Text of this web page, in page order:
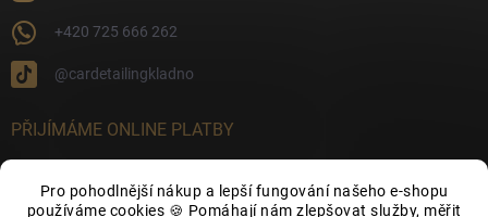
Pro pohodlnější nákup a lepší fungování našeho e-shopu
používáme cookies 🍪 Pomáhají nám zlepšovat služby, měřit
+420 725 666 262
@cardetailingkladno
PŘIJÍMÁME ONLINE PLATBY